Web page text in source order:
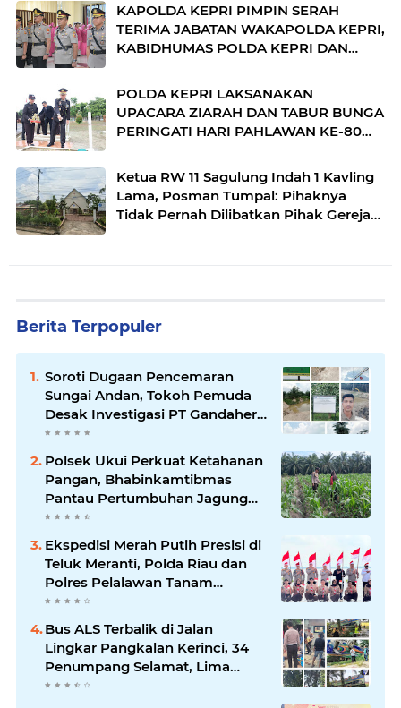
KAPOLDA KEPRI PIMPIN SERAH
TERIMA JABATAN WAKAPOLDA KEPRI,
KABIDHUMAS POLDA KEPRI DAN
POLDA KEPRI LAKSANAKAN
UPACARA ZIARAH DAN TABUR BUNGA
PERINGATI HARI PAHLAWAN KE-80
Ketua RW 11 Sagulung Indah 1 Kavling
Lama, Posman Tumpal: Pihaknya
Tidak Pernah Dilibatkan Pihak Gereja
Berita Terpopuler
Soroti Dugaan Pencemaran
Sungai Andan, Tokoh Pemuda
Desak Investigasi PT Gandahera
Hendana
Polsek Ukui Perkuat Ketahanan
Pangan, Bhabinkamtibmas
Pantau Pertumbuhan Jagung
Petani di Desa Air Hitam
Ekspedisi Merah Putih Presisi di
Teluk Meranti, Polda Riau dan
Polres Pelalawan Tanam
Mangrove Demi Negeri
Bus ALS Terbalik di Jalan
Lingkar Pangkalan Kerinci, 34
Penumpang Selamat, Lima
Alami Luka Ringan